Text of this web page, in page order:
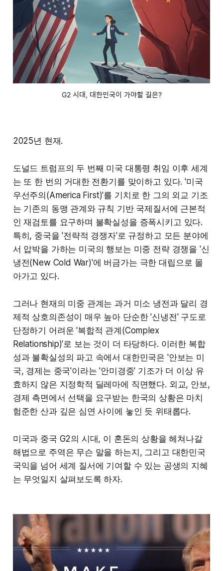
G2 시대, 대한민국이 가야할 길은?
2025년 현재.
도널드 트럼프의 두 번째 미국 대통령 취임 이후 세계
는 또 한 번의 거대한 전환기를 맞이하고 있다. '미국
우선주의(America First)'를 기치로 한 그의 외교 기조
는 기존의 동맹 관계와 규칙 기반 국제질서에 근본적
인 재검토를 요구하며 불확실성을 증폭시키고 있다.
특히, 중국을 '전략적 경쟁자'로 규정하고 모든 분야에
서 압박을 가하는 미국의 행보는 미중 전략 경쟁을 '신
냉전(New Cold War)'에 버금가는 극한 대립으로 몰
아가고 있다.
그러나 현재의 미중 관계는 과거 미소 냉전과 달리 경
제적 상호의존성이 매우 높아 단순한 '신냉전' 구도로
단정하기 어려운 '복합적 관계(Complex
Relationship)'로 보는 것이 더 타당하다. 이러한 복합
성과 불확실성의 파고 속에서 대한민국은 '안보는 미
국, 경제는 중국'이라는 '안미경중' 기조가 더 이상 유
효하지 않은 지정학적 딜레마에 직면했다. 외교, 안보,
경제 측면에서 선택을 요구받는 한국의 상황은 마치
험준한 산과 깊은 심연 사이에 놓인 듯 위태롭다.
미국과 중국 G2의 시대, 이 혼돈의 상황을 헤쳐나갈
해법으로 주역은 무슨 말을 하는지, 그리고 대한민국
국익을 넘어 세계 질서에 기여할 수 있는 공생의 지혜
는 무엇일지 살펴보도록 하자.